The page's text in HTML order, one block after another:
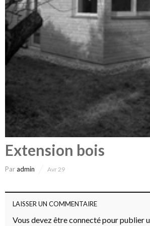
Extension bois
Paradmin Avr 29
LAISSER UN COMMENTAIRE
Vous devezêtre connectépour publier